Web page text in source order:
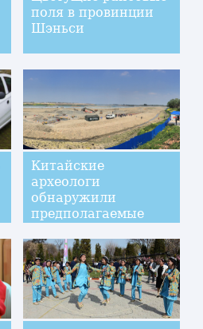
поля в провинции
Шэньси
Китайские
археологи
обнаружили
предполагаемые
сокровища Чжан
Сяньчжуна